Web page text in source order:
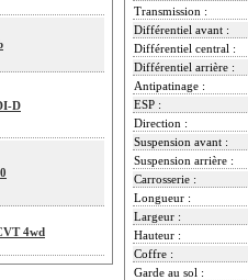
D
4wd
Transmission :
Différentiel avant :
Différentiel central :
Différentiel arrière :
Antipatinage :
ESP :
Direction :
Suspension avant :
Suspension arrière :
Carrosserie :
Longueur :
Largeur :
Hauteur :
Coffre :
Garde au sol :